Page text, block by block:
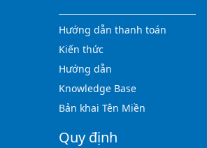
Hướng dẫn thanh toán
Kiến thức
Hướng dẫn
Knowledge Base
Bản khai Tên Miền
Quy định